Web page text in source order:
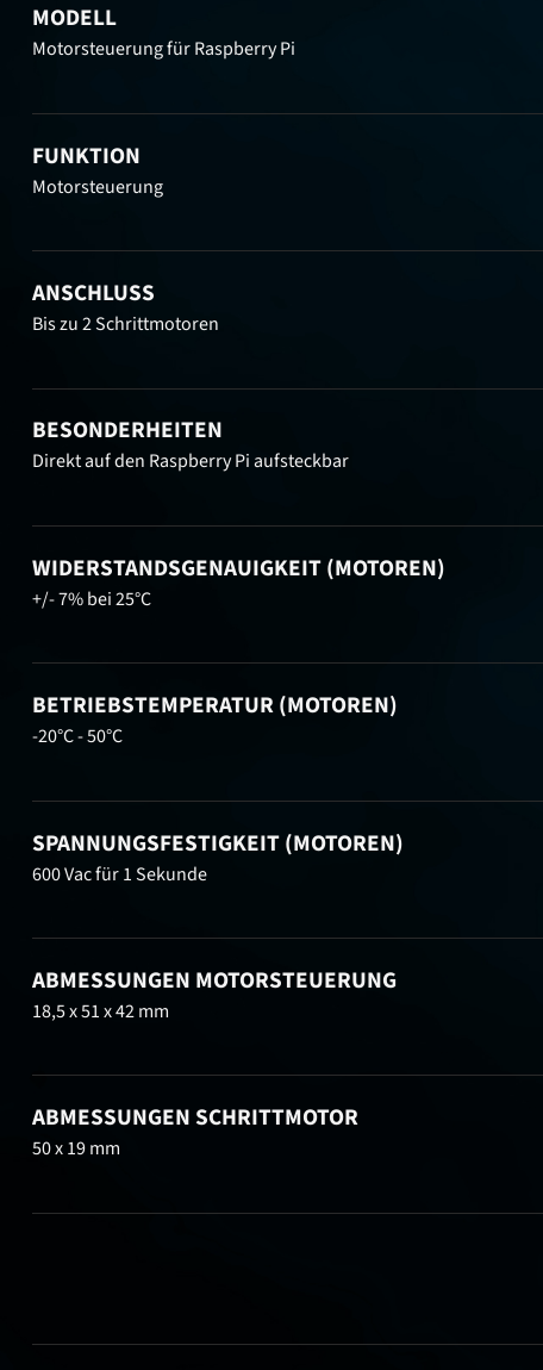
MODELL
Motorsteuerung für Raspberry Pi
FUNKTION
Motorsteuerung
ANSCHLUSS
Bis zu 2 Schrittmotoren
BESONDERHEITEN
Direkt auf den Raspberry Pi aufsteckbar
WIDERSTANDSGENAUIGKEIT (MOTOREN)
+/- 7% bei 25°C
BETRIEBSTEMPERATUR (MOTOREN)
-20°C - 50°C
SPANNUNGSFESTIGKEIT (MOTOREN)
600 Vac für 1 Sekunde
ABMESSUNGEN MOTORSTEUERUNG
18,5 x 51 x 42 mm
ABMESSUNGEN SCHRITTMOTOR
50 x 19 mm